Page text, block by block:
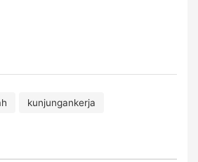
kunjungankerja